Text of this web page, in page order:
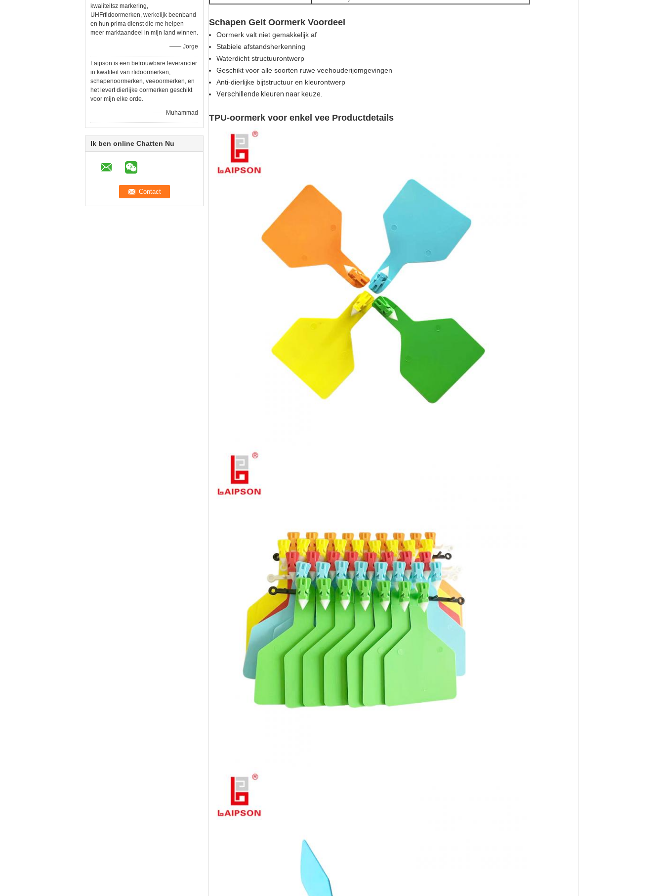
kwaliteitsz markering,
UHFrfidoormerken, werkelijk beenband
en hun prima dienst die me helpen
meer marktaandeel in mijn land winnen.
—— Jorge
Laipson is een betrouwbare leverancier
in kwaliteit van rfidoormerken,
schapenoormerken, veeoormerken, en
het levert dierlijke oormerken geschikt
voor mijn elke orde.
—— Muhammad
Ik ben online Chatten Nu
Schapen Geit Oormerk Voordeel
Oormerk valt niet gemakkelijk af
Stabiele afstandsherkenning
Waterdicht structuurontwerp
Geschikt voor alle soorten ruwe veehouderijomgevingen
Anti-dierlijke bijtstructuur en kleurontwerp
Verschillende kleuren naar keuze.
TPU-oormerk voor enkel vee Productdetails